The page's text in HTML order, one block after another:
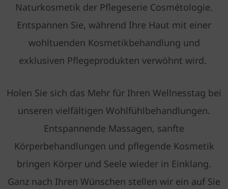
Naturkosmetik der Pflegeserie Cosmétologie.
Entspannen Sie, während Ihre Haut mit einer
wohltuenden Kosmetikbehandlung und
exklusiven Pflegeprodukten verwöhnt wird.
Holen Sie sich das Mehr für Ihren Wellnesstag bei
unseren vielfältigen Wohlfühlbehandlungen.
Entspannende Massagen, sanfte
Körperbehandlungen und pflegende Kosmetik
bringen Körper und Seele wieder in Einklang.
Ganz nach Ihren Wünschen stellen wir ein auf Sie